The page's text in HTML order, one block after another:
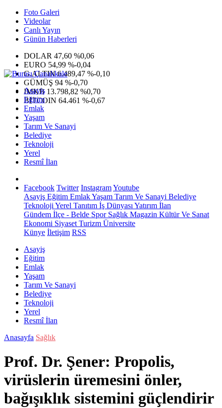
Foto Galeri
Videolar
Canlı Yayın
Günün Haberleri
DOLAR 47,60 %0,06
EURO 54,99 %-0,04
G.ALTIN6.489,47 %-0,10
GÜMÜŞ 94 %-0,70
IMKB 13.798,82 %0,70
BITCOIN 64.461 %-0,67
Asayiş
Eğitim
Emlak
Yaşam
Tarım Ve Sanayi
Belediye
Teknoloji
Yerel
Resmî İlan
Facebook Twitter InstagramYoutube
Asayiş Eğitim EmlakYaşam Tarım Ve Sanayi Belediye
Teknoloji Yerel Tanıtım İş Dünyası Yatırım İlan
Gündem İlçe - Belde SporSağlık Magazin Kültür Ve Sanat
Ekonomi Siyaset Turizm Üniversite
Künye İletişim RSS
Asayiş
Eğitim
Emlak
Yaşam
Tarım Ve Sanayi
Belediye
Teknoloji
Yerel
Resmî İlan
Anasayfa Sağlık
Prof. Dr. Şener: Propolis,
virüslerin üremesini önler,
bağışıklık sistemini güçlendirir